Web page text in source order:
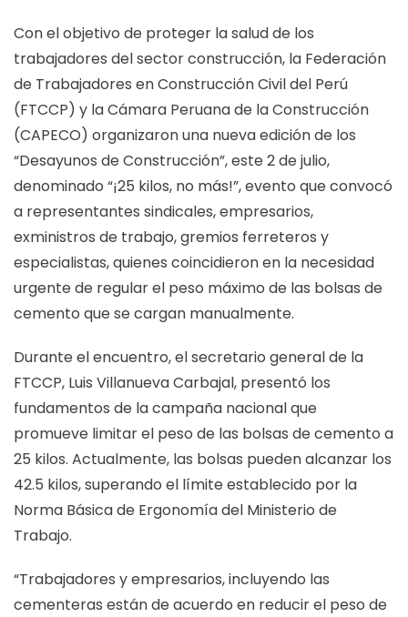
Con el objetivo de proteger la salud de los
trabajadores del sector construcción, la Federación
de Trabajadores en Construcción Civil del Perú
(FTCCP) y la Cámara Peruana de la Construcción
(CAPECO) organizaron una nueva edición de los
“Desayunos de Construcción”, este 2 de julio,
denominado “¡25 kilos, no más!”, evento que convocó
a representantes sindicales, empresarios,
exministros de trabajo, gremios ferreteros y
especialistas, quienes coincidieron en la necesidad
urgente de regular el peso máximo de las bolsas de
cemento que se cargan manualmente.
Durante el encuentro, el secretario general de la
FTCCP, Luis Villanueva Carbajal, presentó los
fundamentos de la campaña nacional que
promueve limitar el peso de las bolsas de cemento a
25 kilos. Actualmente, las bolsas pueden alcanzar los
42.5 kilos, superando el límite establecido por la
Norma Básica de Ergonomía del Ministerio de
Trabajo.
“Trabajadores y empresarios, incluyendo las
cementeras están de acuerdo en reducir el peso de